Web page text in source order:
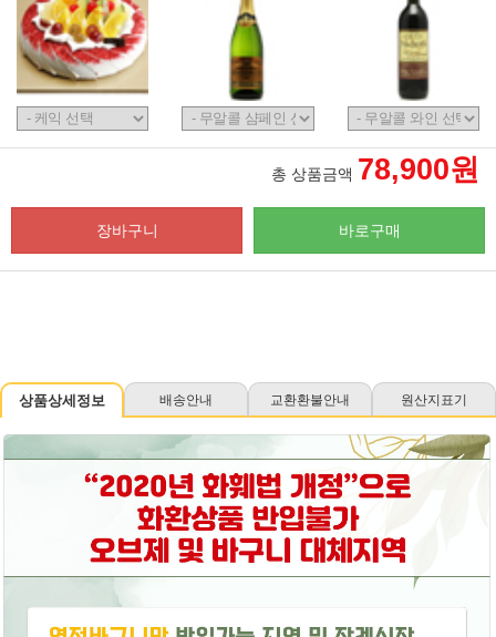
총 상품금액 78,900원
장바구니 바로구매
상품상세정보 배송안내 교환환불안내 원산지표기